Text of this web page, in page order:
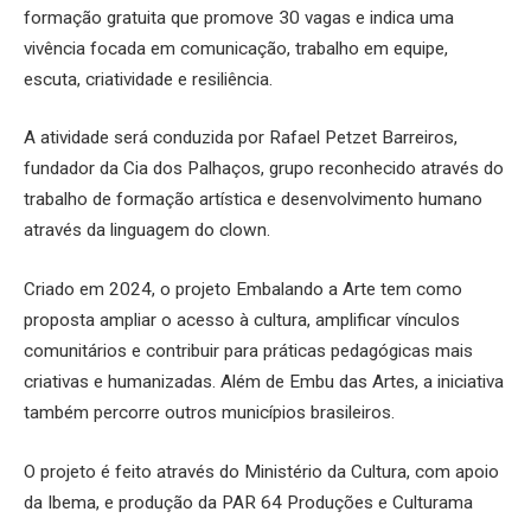
formação gratuita que promove 30 vagas e indica uma
vivência focada em comunicação, trabalho em equipe,
escuta, criatividade e resiliência.
A atividade será conduzida por Rafael Petzet Barreiros,
fundador da Cia dos Palhaços, grupo reconhecido através do
trabalho de formação artística e desenvolvimento humano
através da linguagem do clown.
Criado em 2024, o projeto Embalando a Arte tem como
proposta ampliar o acesso à cultura, amplificar vínculos
comunitários e contribuir para práticas pedagógicas mais
criativas e humanizadas. Além de Embu das Artes, a iniciativa
também percorre outros municípios brasileiros.
O projeto é feito através do Ministério da Cultura, com apoio
da Ibema, e produção da PAR 64 Produções e Culturama